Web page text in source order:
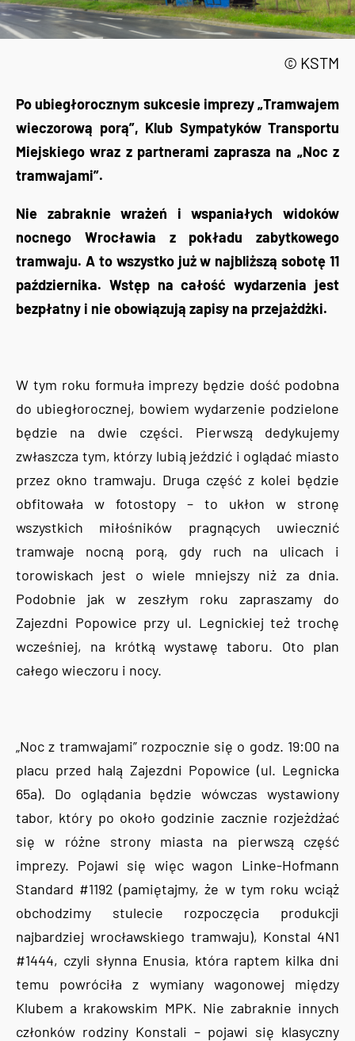
© KSTM
Po ubiegłorocznym sukcesie imprezy „Tramwajem
wieczorową porą”, Klub Sympatyków Transportu
Miejskiego wraz z partnerami zaprasza na „Noc z
tramwajami”.
Nie zabraknie wrażeń i wspaniałych widoków
nocnego Wrocławia z pokładu zabytkowego
tramwaju. A to wszystko już w najbliższą sobotę 11
października. Wstęp na całość wydarzenia jest
bezpłatny i nie obowiązują zapisy na przejażdżki.
W tym roku formuła imprezy będzie dość podobna
do ubiegłorocznej, bowiem wydarzenie podzielone
będzie na dwie części. Pierwszą dedykujemy
zwłaszcza tym, którzy lubią jeździć i oglądać miasto
przez okno tramwaju. Druga część z kolei będzie
obfitowała w fotostopy – to ukłon w stronę
wszystkich miłośników pragnących uwiecznić
tramwaje nocną porą, gdy ruch na ulicach i
torowiskach jest o wiele mniejszy niż za dnia.
Podobnie jak w zeszłym roku zapraszamy do
Zajezdni Popowice przy ul. Legnickiej też trochę
wcześniej, na krótką wystawę taboru. Oto plan
całego wieczoru i nocy.
„Noc z tramwajami” rozpocznie się o godz. 19:00 na
placu przed halą Zajezdni Popowice (ul. Legnicka
65a). Do oglądania będzie wówczas wystawiony
tabor, który po około godzinie zacznie rozjeżdżać
się w różne strony miasta na pierwszą część
imprezy. Pojawi się więc wagon Linke-Hofmann
Standard #1192 (pamiętajmy, że w tym roku wciąż
obchodzimy stulecie rozpoczęcia produkcji
najbardziej wrocławskiego tramwaju), Konstal 4N1
#1444, czyli słynna Enusia, która raptem kilka dni
temu powróciła z wymiany wagonowej między
Klubem a krakowskim MPK. Nie zabraknie innych
członków rodziny Konstali – pojawi się klasyczny